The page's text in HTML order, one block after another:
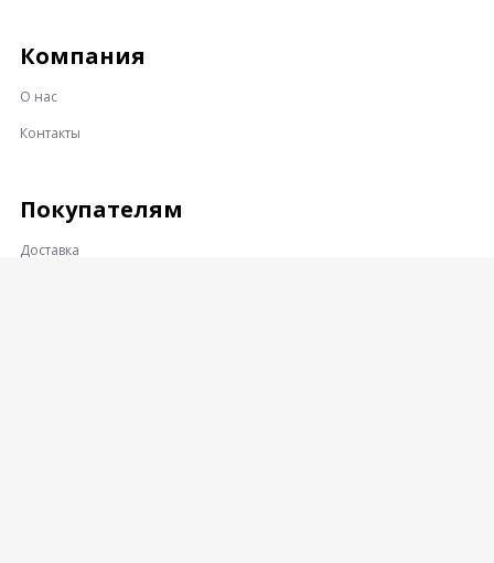
Компания
О нас
Контакты
Покупателям
Доставка